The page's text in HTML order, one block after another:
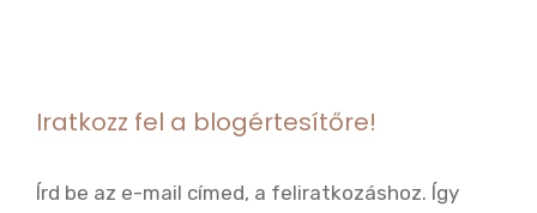
Iratkozz fel a blogértesítőre!
Írd be az e-mail címed, a feliratkozáshoz. Így